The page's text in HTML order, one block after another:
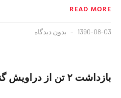
READ MORE
1390-08-03 بدون دیدگاه
بازداشت ۲ تن از دراویش گنابادی در کوار